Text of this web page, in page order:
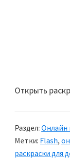
Открыть
Раздел: Онлайн
Метки: Flash,
раскраски для